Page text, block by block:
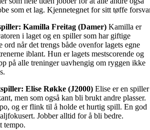
som et lag. Kjennetegnet for sitt tøffe
Kamilla Freitag (Damer) Kamilla er
i laget og en spiller som har giftige
ord når det trengs både ovenfor lagets egne
iblant. Hun er lagets mestscorende og
på alle treninger uavhengig om ryggen ikke
Elise Røkke (J2000) Elise er en spiller
men som også kan bli brukt andre plasser.
og er flink til å holde et hurtig spill. En god
Jobber alltid for å bli bedre.
tempo.